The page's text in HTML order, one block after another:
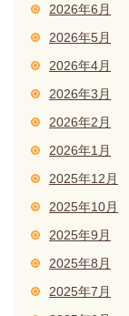
2026年6月
2026年5月
2026年4月
2026年3月
2026年2月
2026年1月
2025年12月
2025年10月
2025年9月
2025年8月
2025年7月